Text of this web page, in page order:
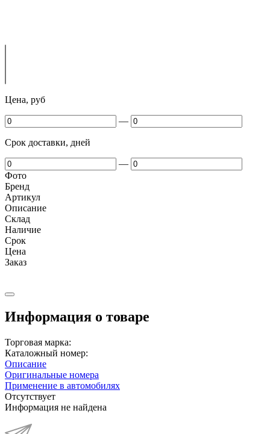
Цена, руб
—
Срок доставки, дней
—
Фото
Бренд
Артикул
Описание
Cклад
Наличие
Срок
Цена
Заказ
Информация о товаре
Торговая марка:
Каталожный номер:
Описание
Оригинальные номера
Применение в автомобилях
Отсутствует
Информация не найдена